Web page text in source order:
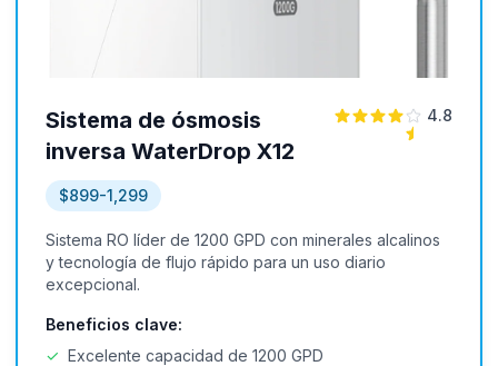
Sistema de ósmosis
inversa WaterDrop X12
4.8
$899-1,299
Sistema RO líder de 1200 GPD con minerales alcalinos
y tecnología de flujo rápido para un uso diario
excepcional.
Beneficios clave:
✓ Excelente capacidad de 1200 GPD